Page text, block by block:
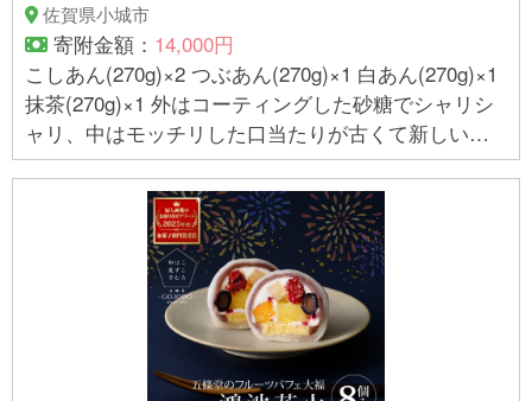
佐賀県小城市
寄附金額： 14,000円
こしあん(270g)×2 つぶあん(270g)×1 白あん(270g)×1
抹茶(270g)×1 外はコーティングした砂糖でシャリシ
ャリ、中はモッチリした口当たりが古くて新しい小
城羊羹の感覚です。お茶のお供として今も変わらな
い人気の和菓子です。